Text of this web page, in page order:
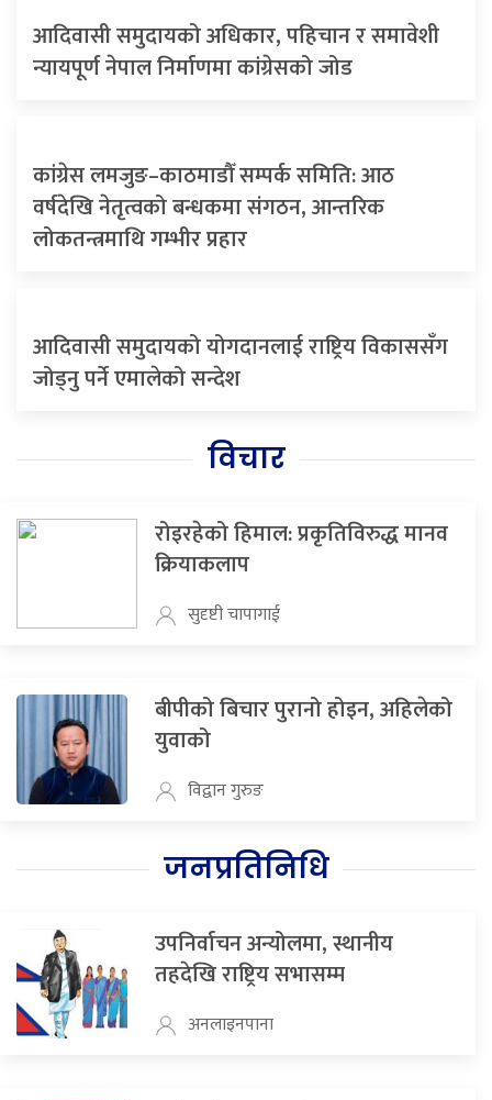
आदिवासी समुदायको अधिकार, पहिचान र समावेशी
न्यायपूर्ण नेपाल निर्माणमा कांग्रेसको जोड
कांग्रेस लमजुङ–काठमाडौँ सम्पर्क समिति: आठ
वर्षदेखि नेतृत्वको बन्धकमा संगठन, आन्तरिक
लोकतन्त्रमाथि गम्भीर प्रहार
आदिवासी समुदायको योगदानलाई राष्ट्रिय विकाससँग
जोड्नु पर्ने एमालेको सन्देश
विचार
रोइरहेको हिमाल: प्रकृतिविरुद्ध मानव
क्रियाकलाप
सुदृष्टी चापागाई
बीपीको बिचार पुरानो होइन, अहिलेको
युवाको
विद्वान गुरुङ
जनप्रतिनिधि
उपनिर्वाचन अन्योलमा, स्थानीय
तहदेखि राष्ट्रिय सभासम्म
अनलाइनपाना